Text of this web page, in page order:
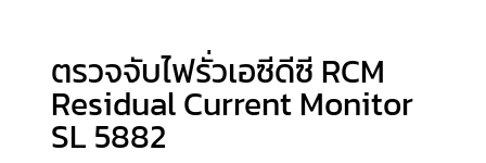
ตรวจจับไฟรั่วเอซีดีซี RCM
Residual Current Monitor
SL 5882